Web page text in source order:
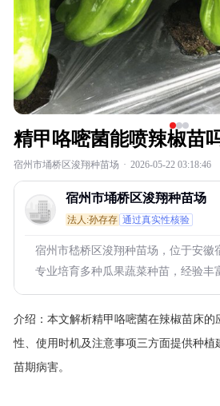
精甲咯嘧菌能喷辣椒苗
宿州市埇桥区浚翔种苗场 · 2026-05-22 03:18:46
宿州市埇桥区浚翔种苗场
法人:孙存存 通过真实性核验
宿州市嵇桥区浚翔种苗场，位于安徽
专业培育多种瓜果蔬菜种苗，经验丰
介绍： 本文解析精甲咯嘧菌在辣椒苗床的
性、使用时机及注意事项三方面提供种植
苗期病害。